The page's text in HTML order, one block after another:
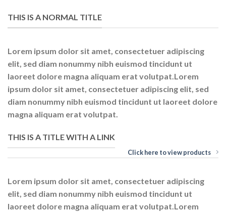
THIS IS A NORMAL TITLE
Lorem ipsum dolor sit amet, consectetuer adipiscing
elit, sed diam nonummy nibh euismod tincidunt ut
laoreet dolore magna aliquam erat volutpat.Lorem
ipsum dolor sit amet, consectetuer adipiscing elit, sed
diam nonummy nibh euismod tincidunt ut laoreet dolore
magna aliquam erat volutpat.
THIS IS A TITLE WITH A LINK
Click here to view products
Lorem ipsum dolor sit amet, consectetuer adipiscing
elit, sed diam nonummy nibh euismod tincidunt ut
laoreet dolore magna aliquam erat volutpat.Lorem